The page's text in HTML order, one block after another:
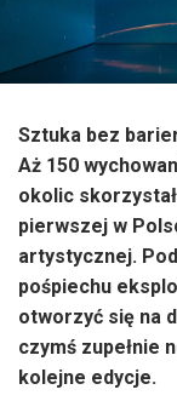
Sztuka bez
Aż 150
okolic
pierwszej w
artystycznej.
pośpiechu
otworzyć się na
czymś zupełnie
kolejne edycje.